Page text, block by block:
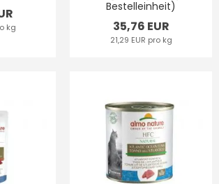
kg
Bestelleinheit)
35,76 EUR
21,29 EUR pro kg